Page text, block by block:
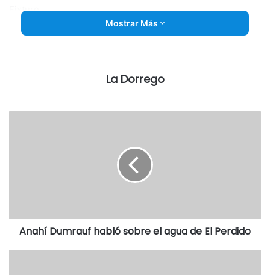
Fixture
Mostrar Más
La Dorrego
Anahí Dumrauf habló sobre el agua de El Perdido